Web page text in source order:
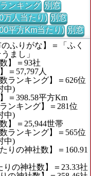
ンキング 別窓
万人当たり) 別窓
平方Km当たり) 別窓
ふりがな】＝「ふく
まし」
】＝93社
＝57,797人
ランキング】＝626位
中)
＝398.58平方Km
ンキング】＝281位
中)
】＝25,944世帯
ランキング】＝565位
中)
りの神社数】＝160.91
りの神社数】＝23.33社